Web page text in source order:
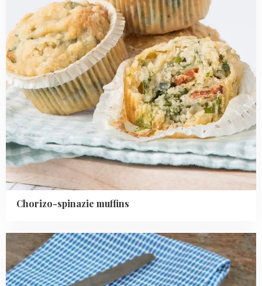
Chorizo-spinazie muffins
Read
more
about
Volkoren